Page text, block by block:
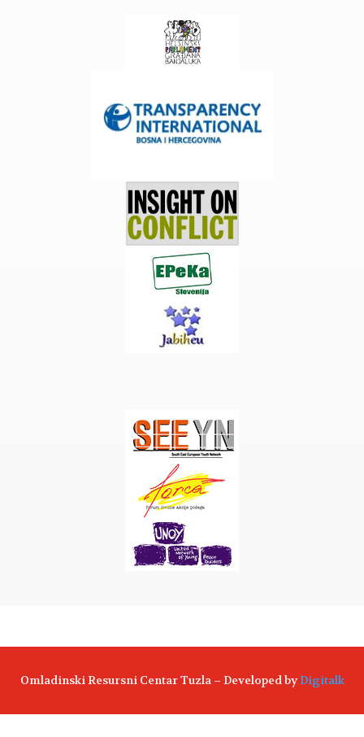
Omladinski Resursni Centar Tuzla – Developed byDigitalk